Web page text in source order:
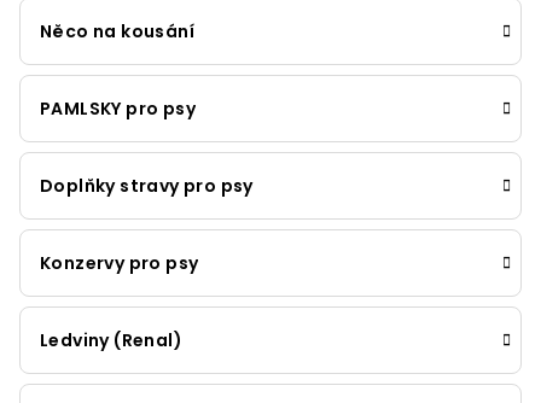
Něco na kousání
PAMLSKY pro psy
Doplňky stravy pro psy
Konzervy pro psy
Ledviny (Renal)